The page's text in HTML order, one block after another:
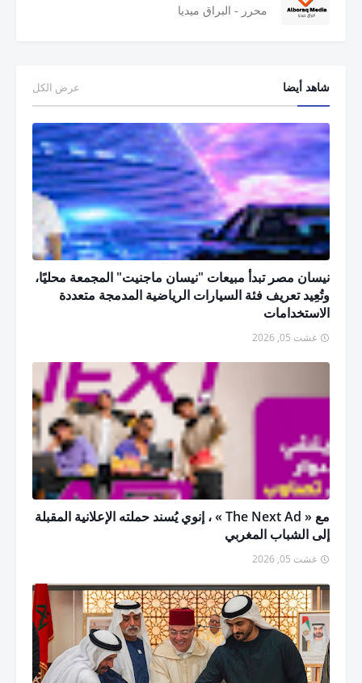
محرر - البراق ميديا
شاهد أيضا عرض الكل
نيسان مصر تبدأ مبيعات "نيسان ماجنيت" المجمعة محليًا،
وتُعِيد تعريف فئة السيارات الرياضية المدمجة متعددة
الاستخدامات
غشت 05, 2026
مع « The Next Ad » ، إنوي يُسند حملته الإعلانية المقبلة
إلى الشباب المغربي
غشت 05, 2026